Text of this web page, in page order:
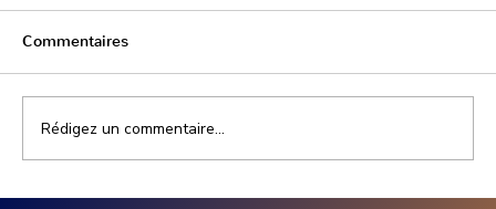
Commentaires
Rédigez un commentaire...